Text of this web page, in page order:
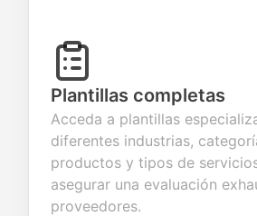
Plantillas completas
Acceda a plantillas
diferentes industrias,
productos y tipos de
asegurar una evaluación
proveedores.